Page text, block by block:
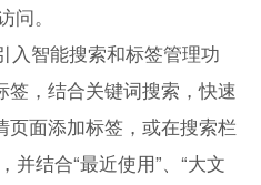
问。
入智能搜索和标签管理功
，结合关键词搜索，快速
面添加标签，或在搜索栏
并结合“最近使用”、“大文